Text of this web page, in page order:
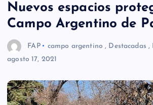
Nuevos espacios
Campo Argentino de
FAP campo argentino , Destacadas ,
agosto 17, 2021